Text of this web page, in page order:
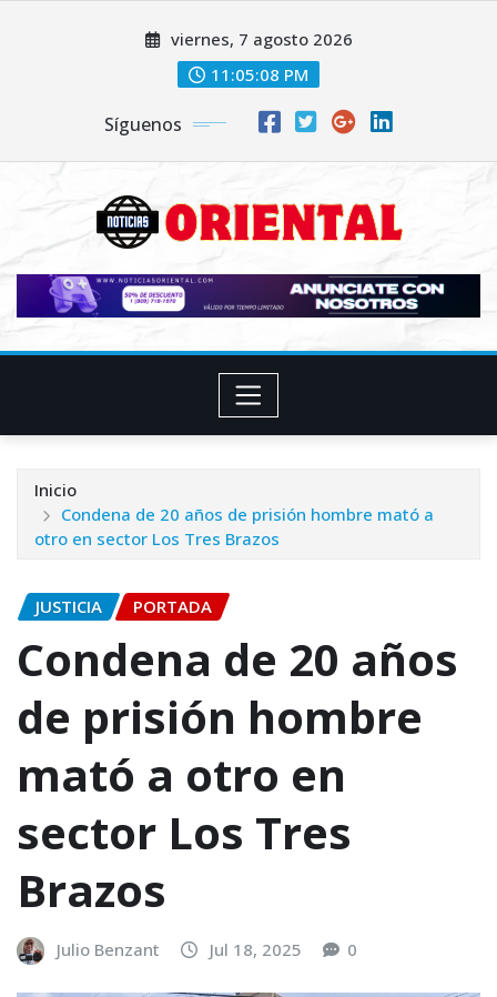
viernes, 7 agosto 2026
11:05:09 PM
Síguenos
Inicio
Condena de 20 años de prisión hombre mató a
otro en sector Los Tres Brazos
JUSTICIA PORTADA
Condena de 20 años
de prisión hombre
mató a otro en
sector Los Tres
Brazos
Julio Benzant Jul 18, 2025 0